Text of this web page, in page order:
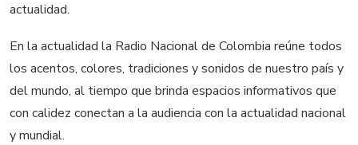
actualidad.
En la actualidad la Radio Nacional de Colombia reúne todos
los acentos, colores, tradiciones y sonidos de nuestro país y
del mundo, al tiempo que brinda espacios informativos que
con calidez conectan a la audiencia con la actualidad nacional
y mundial.